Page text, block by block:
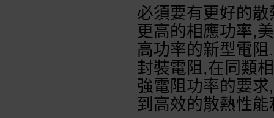
必須要有更好的
更高的相應功率,
高功率的新型電阻.
封裝電阻,在同類
強電阻功率的要求,
到高效的散熱性